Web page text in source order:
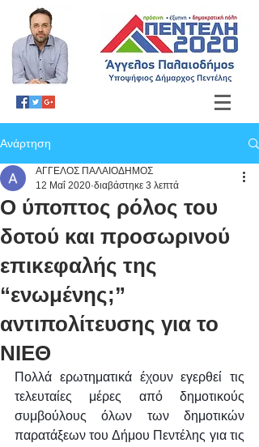
Ανάρτηση
Ο ύποπτος ρόλος του
δοτού και προσωρινού
επικεφαλής της
“ενωμένης;”
αντιπολίτευσης για το
ΝΙΕΘ
ΑΓΓΕΛΟΣ ΠΑΛΑΙΟΔΗΜΟΣ
12 Μαΐ 2020 διαβάστηκε 3 λεπτά
Πολλά ερωτηματικά έχουν εγερθεί τις
τελευταίες μέρες από δημοτικούς
συμβούλους όλων των δημοτικών
παρατάξεων του Δήμου Πεντέλης για τις